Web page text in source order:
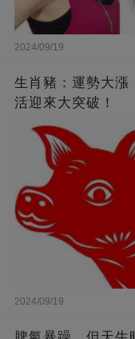
2024/09/19
生肖豬：運勢大漲
活迎來大突破！
2024/09/19